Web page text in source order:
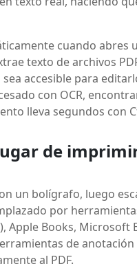
cuando abres
texto de archivos
accesible para
con OCR,
lleva segundos con
de
un bolígrafo, luego
por
Apple Books, Microsoft
de
al PDF.